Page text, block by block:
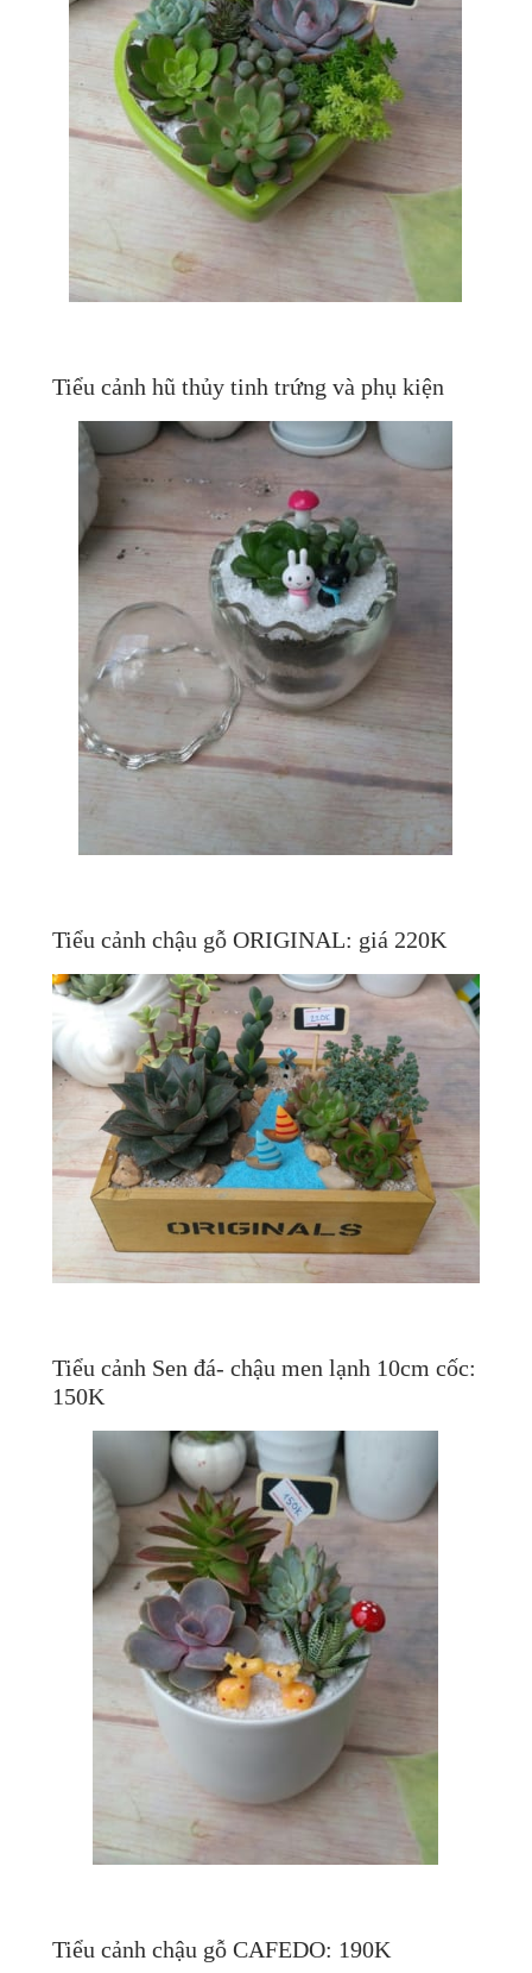
Tiểu cảnh hũ thủy tinh trứng và phụ kiện
Tiểu cảnh chậu gỗ ORIGINAL: giá 220K
Tiểu cảnh Sen đá- chậu men lạnh 10cm cốc:
150K
Tiểu cảnh chậu gỗ CAFEDO: 190K